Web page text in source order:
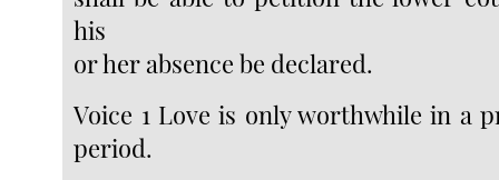
his
or her absence be declared.
Voice 1 Love is only worthwhile in a
period.